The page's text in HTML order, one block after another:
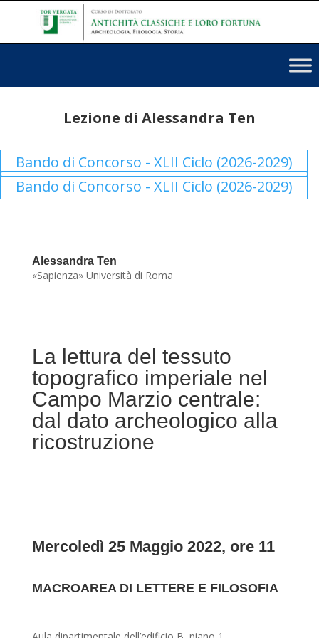
Lezione di Alessandra Ten
Bando di Concorso - XLII Ciclo (2026-2029)
Bando di Concorso - XLII Ciclo (2026-2029)
Alessandra Ten
«Sapienza» Università di Roma
La lettura del tessuto
topografico imperiale nel
Campo Marzio centrale:
dal dato archeologico alla
ricostruzione
Mercoledì 25 Maggio 2022, ore 11
MACROAREA DI LETTERE E FILOSOFIA